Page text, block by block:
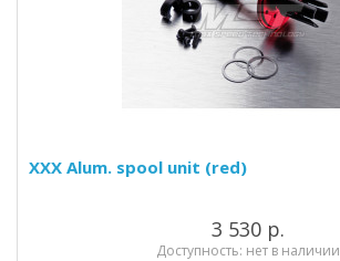
XXX Alum. spool unit (red)
3 530 р.
Доступность: нет в наличии